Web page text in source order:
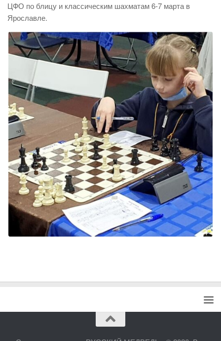
ЦФО по блицу и классическим шахматам 6-7 марта в
Ярославле.